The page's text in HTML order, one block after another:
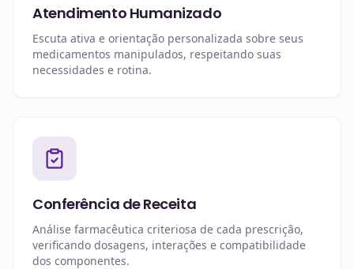
Atendimento Humanizado
Escuta ativa e orientação personalizada sobre seus
medicamentos manipulados, respeitando suas
necessidades e rotina.
Conferência de Receita
Análise farmacêutica criteriosa de cada prescrição,
verificando dosagens, interações e compatibilidade
dos componentes.